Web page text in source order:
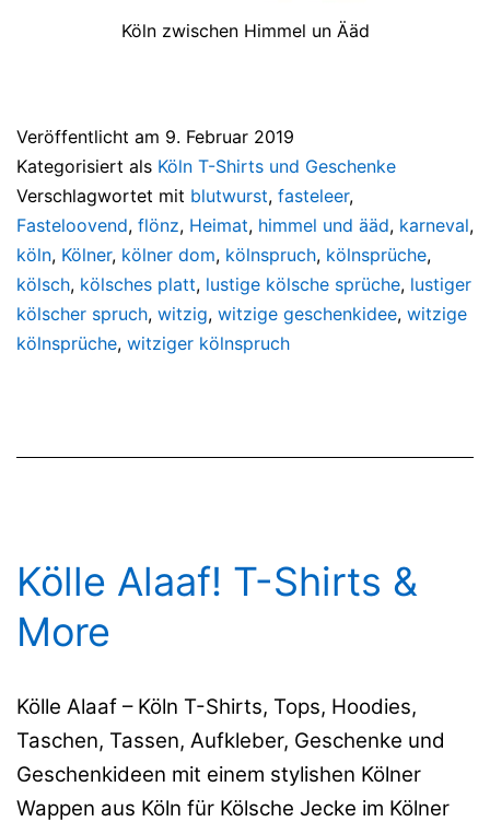
Köln zwischen Himmel un Ääd
Veröffentlicht am 9. Februar 2019
Kategorisiert als Köln T-Shirts und Geschenke
Verschlagwortet mit blutwurst, fasteleer,
Fasteloovend, flönz, Heimat, himmel und ääd, karneval,
köln, Kölner, kölner dom, kölnspruch, kölnsprüche,
kölsch, kölsches platt, lustige kölsche sprüche, lustiger
kölscher spruch, witzig, witzige geschenkidee, witzige
kölnsprüche, witziger kölnspruch
Kölle Alaaf! T-Shirts &
More
Kölle Alaaf – Köln T-Shirts, Tops, Hoodies,
Taschen, Tassen, Aufkleber, Geschenke und
Geschenkideen mit einem stylishen Kölner
Wappen aus Köln für Kölsche Jecke im Kölner